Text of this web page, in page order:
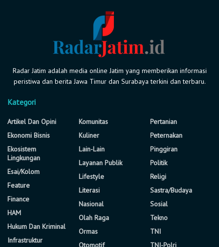
Radar Jatim adalah media online Jatim yang memberikan informasi
peristiwa dan berita Jawa Timur dan Surabaya terkini dan terbaru.
Kategori
Artikel Dan Opini
Ekonomi Bisnis
Ekosistem
Lingkungan
Esai/Kolom
Feature
Finance
HAM
Hukum Dan Kriminal
Infrastruktur
Komunitas
Kuliner
Lain-Lain
Layanan Publik
Lifestyle
Literasi
Nasional
Olah Raga
Ormas
Otomotif
Pertanian
Peternakan
Pinggiran
Politik
Religi
Sastra/Budaya
Sosial
Tekno
TNI
TNI-Polri